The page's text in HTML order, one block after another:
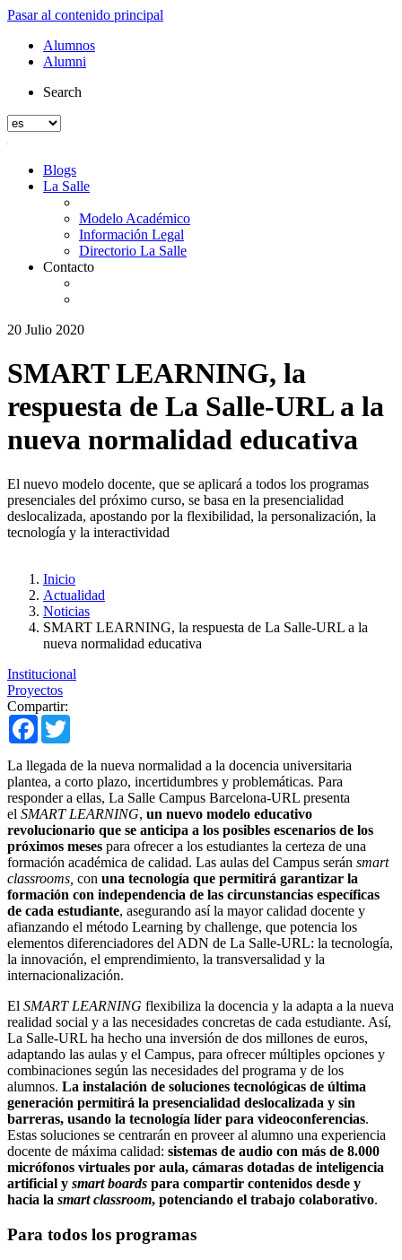
Pasar al contenido principal
Alumnos
Alumni
Search
Blogs
La Salle
Modelo Académico
Información Legal
Directorio La Salle
Contacto
20 Julio 2020
SMART LEARNING, la
respuesta de La Salle-URL a la
nueva normalidad educativa
El nuevo modelo docente, que se aplicará a todos los programas
presenciales del próximo curso, se basa en la presencialidad
deslocalizada, apostando por la flexibilidad, la personalización, la
tecnología y la interactividad
Inicio
Actualidad
Noticias
SMART LEARNING, la respuesta de La Salle-URL a la
nueva normalidad educativa
Institucional
Proyectos
Compartir:
Facebook
La llegada de la nueva normalidad a la docencia universitaria
plantea, a corto plazo, incertidumbres y problemáticas. Para
responder a ellas, La Salle Campus Barcelona-URL presenta
el SMART LEARNING, un nuevo modelo educativo
revolucionario que se anticipa a los posibles escenarios de los
próximos meses para ofrecer a los estudiantes la certeza de una
formación académica de calidad. Las aulas del Campus serán smart
classrooms, con una tecnología que permitirá garantizar la
formación con independencia de las circunstancias específicas
de cada estudiante, asegurando así la mayor calidad docente y
afianzando el método Learning by challenge, que potencia los
elementos diferenciadores del ADN de La Salle-URL: la tecnología,
la innovación, el emprendimiento, la transversalidad y la
internacionalización.
El SMART LEARNING flexibiliza la docencia y la adapta a la nueva
realidad social y a las necesidades concretas de cada estudiante. Así,
La Salle-URL ha hecho una inversión de dos millones de euros,
adaptando las aulas y el Campus, para ofrecer múltiples opciones y
combinaciones según las necesidades del programa y de los
alumnos. La instalación de soluciones tecnológicas de última
generación permitirá la presencialidad deslocalizada y sin
barreras, usando la tecnología líder para videoconferencias.
Estas soluciones se centrarán en proveer al alumno una experiencia
docente de máxima calidad: sistemas de audio con más de 8.000
micrófonos virtuales por aula, cámaras dotadas de inteligencia
artificial y smart boards para compartir contenidos desde y
hacia la smart classroom, potenciando el trabajo colaborativo.
Para todos los programas